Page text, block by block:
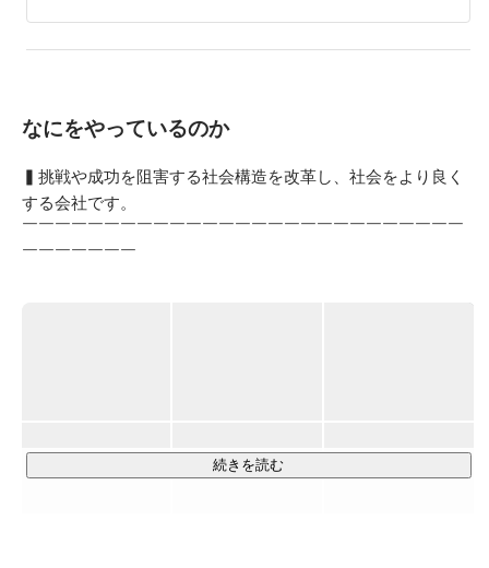
・企業の採用担当者向け新卒採用コンサルティング
・キャンプ（5年）
・ジム（10年）
・サウナ（10年）
なにをやっているのか
▍挑戦や成功を阻害する社会構造を改革し、社会をより良く
する会社です。
￣￣￣￣￣￣￣￣￣￣￣￣￣￣￣￣￣￣￣￣￣￣￣￣￣￣￣
￣￣￣￣￣￣￣
らく、また挑戦が成功や幸福へと結びつきにくい社会（慣
続きを読む